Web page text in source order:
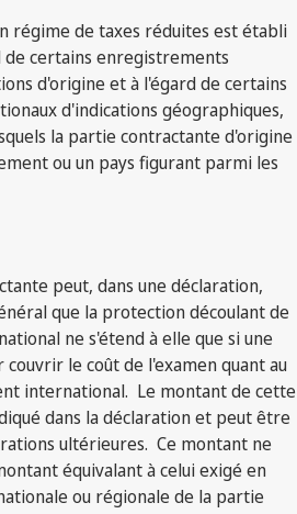
régime de taxes réduites est établi
de certains enregistrements
d'origine et à l'égard de certains
d'indications géographiques,
la partie contractante d'origine
ou un pays figurant parmi les
peut, dans une déclaration,
que la protection découlant de
ne s'étend à elle que si une
le coût de l'examen quant au
international. Le montant de cette
dans la déclaration et peut être
ultérieures. Ce montant ne
équivalant à celui exigé en
ou régionale de la partie